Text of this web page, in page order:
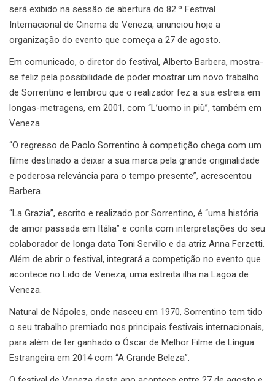
será exibido na sessão de abertura do 82.º Festival
Internacional de Cinema de Veneza, anunciou hoje a
organização do evento que começa a 27 de agosto.
Em comunicado, o diretor do festival, Alberto Barbera, mostra-
se feliz pela possibilidade de poder mostrar um novo trabalho
de Sorrentino e lembrou que o realizador fez a sua estreia em
longas-metragens, em 2001, com “L’uomo in più”, também em
Veneza.
“O regresso de Paolo Sorrentino à competição chega com um
filme destinado a deixar a sua marca pela grande originalidade
e poderosa relevância para o tempo presente”, acrescentou
Barbera.
“La Grazia”, escrito e realizado por Sorrentino, é “uma história
de amor passada em Itália” e conta com interpretações do seu
colaborador de longa data Toni Servillo e da atriz Anna Ferzetti.
Além de abrir o festival, integrará a competição no evento que
acontece no Lido de Veneza, uma estreita ilha na Lagoa de
Veneza.
Natural de Nápoles, onde nasceu em 1970, Sorrentino tem tido
o seu trabalho premiado nos principais festivais internacionais,
para além de ter ganhado o Óscar de Melhor Filme de Língua
Estrangeira em 2014 com “A Grande Beleza”.